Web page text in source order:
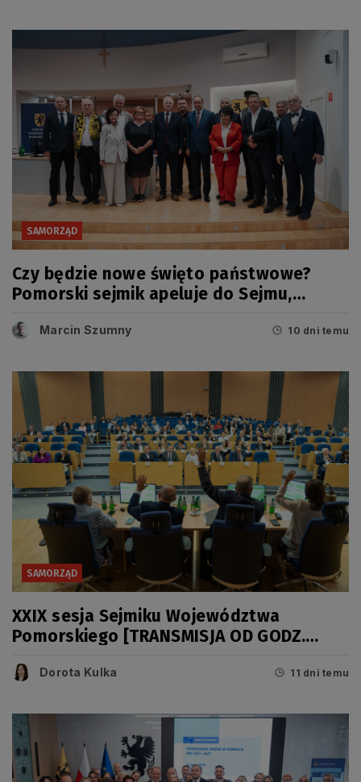
SAMORZĄD
Czy będzie nowe święto państwowe?
Pomorski sejmik apeluje do Sejmu,
Marcin Szumny 10 dni temu
SAMORZĄD
XXIX sesja Sejmiku Województwa
Pomorskiego [TRANSMISJA OD GODZ.
Dorota Kulka 11 dni temu